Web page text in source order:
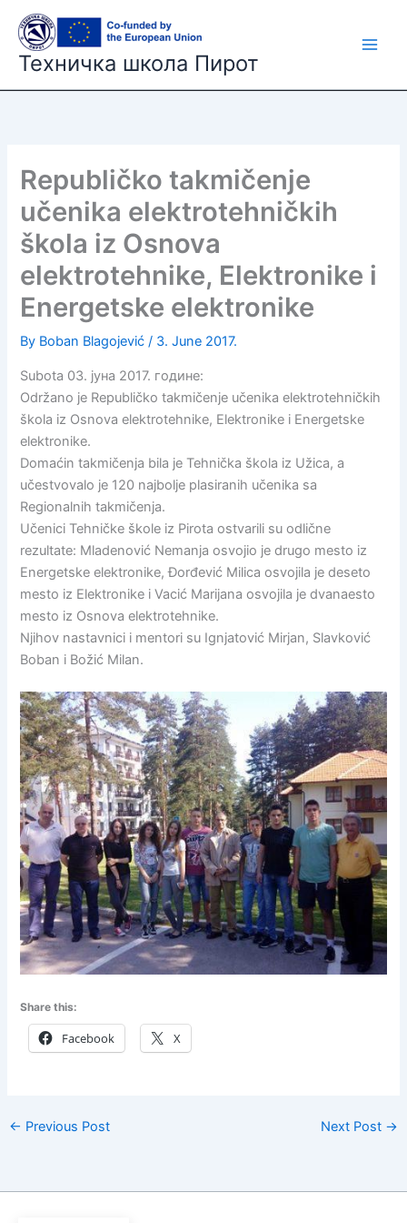
content
Техничка школа Пирот
Republičko takmičenje
učenika elektrotehničkih
škola iz Osnova
elektrotehnike, Elektronike i
Energetske elektronike
By Boban Blagojević/ 3. June 2017.
Subota 03. јуна 2017. године:
Održano je Republičko takmičenje učenika elektrotehničkih
škola iz Osnova elektrotehnike, Elektronike i Energetske
elektronike.
Domaćin takmičenja bila je Tehnička škola iz Užica, a
učestvovalo je 120 najbolje plasiranih učenika sa
Regionalnih takmičenja.
Učenici Tehničke škole iz Pirota ostvarili su odlične
rezultate: Mladenović Nemanja osvojio je drugo mesto iz
Energetske elektronike, Đorđević Milica osvojila je deseto
mesto iz Elektronike i Vacić Marijana osvojila je dvanaesto
mesto iz Osnova elektrotehnike.
Njihov nastavnici i mentori su Ignjatović Mirjan, Slavković
Boban i Božić Milan.
Share this:
Facebook X
← Previous Post Next Post →